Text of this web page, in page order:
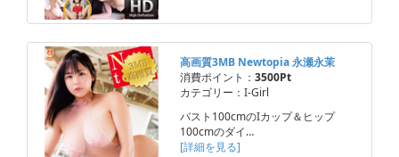
高画質3MB Newtopia 永瀬永茉
消費ポイント： 3500Pt
カテゴリー：I-Girl
バスト100cmのIカップ＆ヒップ
100cmのダイ…
[詳細を見る]